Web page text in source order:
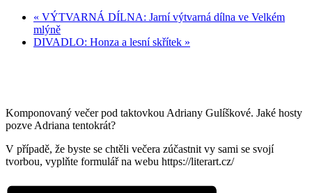
« VÝTVARNÁ DÍLNA: Jarní výtvarná dílna ve Velkém
mlýně
DIVADLO: Honza a lesní skřítek »
Komponovaný večer pod taktovkou Adriany Gulíškové. Jaké hosty
pozve Adriana tentokrát?
V případě, že byste se chtěli večera zúčastnit vy sami se svojí
tvorbou, vyplňte formulář na webu https://literart.cz/